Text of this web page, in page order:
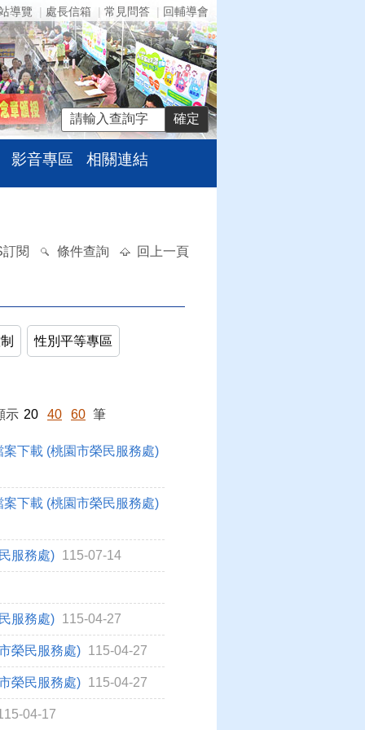
導覽 處長信箱 常見問答 回輔導會
影音專區 相關連結
閱 條件查詢 回上一頁
性別平等專區
示 20 40 60 筆
案下載 (桃園市榮民服務處)
案下載 (桃園市榮民服務處)
服務處) 115-07-14
服務處) 115-04-27
榮民服務處) 115-04-27
榮民服務處) 115-04-27
04-17